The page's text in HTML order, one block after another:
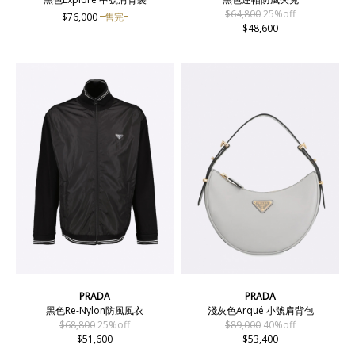
$76,000 售完
$64,80025%off
$48,600
PRADA
黑色Re-Nylon防風風衣
$68,80025%off
$51,600
PRADA
淺灰色Arqué 小號肩背包
$89,000 40%off
$53,400